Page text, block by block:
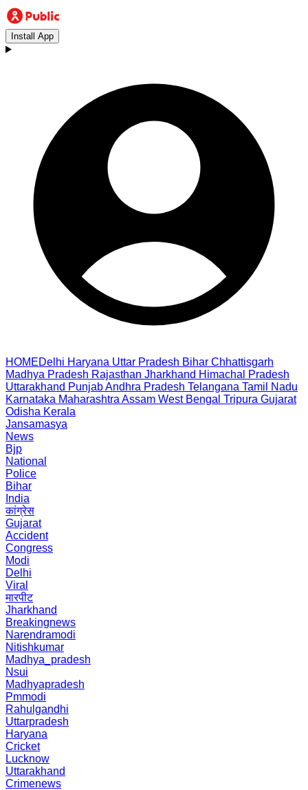
Install App
HOMEDelhi Haryana Uttar Pradesh Bihar Chhattisgarh
Madhya Pradesh Rajasthan Jharkhand Himachal Pradesh
Uttarakhand PunjabAndhra Pradesh Telangana Tamil Nadu
Karnataka Maharashtra Assam West Bengal Tripura Gujarat
Odisha Kerala
Jansamasya
News
Bjp
National
Police
Bihar
India
कांग्रेस
Gujarat
Accident
Congress
Modi
Delhi
Viral
मारपीट
Jharkhand
Breakingnews
Narendramodi
Nitishkumar
Madhya_pradesh
Nsui
Madhyapradesh
Pmmodi
Rahulgandhi
Uttarpradesh
Haryana
Cricket
Lucknow
Uttarakhand
Crimenews